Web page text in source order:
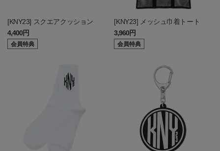
[KNY23] スクエアクッション
4,400円
会員特典
[KNY23] メッシュ巾着トート
3,960円
会員特典